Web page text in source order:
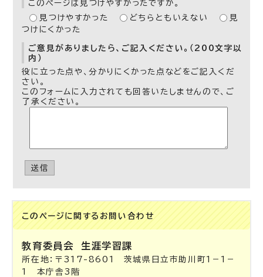
このページは見つけやすかったですか。
見つけやすかった
どちらともいえない
見
つけにくかった
ご意見がありましたら、ご記入ください。（200文字以
内）
役に立った点や、分かりにくかった点などをご記入くだ
さい。
このフォームに入力されても回答いたしませんので、ご
了承ください。
送信
このページに関する お問い合わせ
教育委員会 生涯学習課
所在地：〒317-8601 茨城県日立市助川町1－1－
1 本庁舎3階